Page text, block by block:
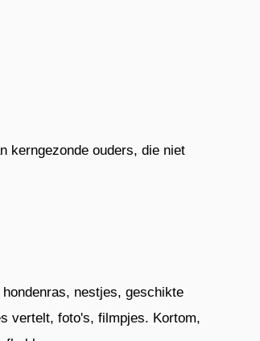
kerngezonde ouders, die niet
nestjes, geschikte
vertelt, foto's, filmpjes. Kortom,